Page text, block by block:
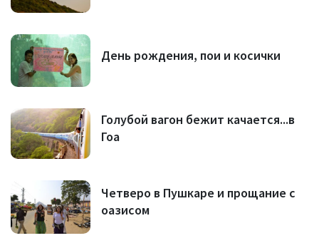
День рождения, пои и косички
Голубой вагон бежит качается...в
Гоа
Четверо в Пушкаре и прощание с
оазисом